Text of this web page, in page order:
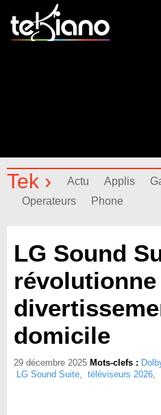
Tek › Actu Applis
Operateurs
Phone
LG Sound
domicile
29 décembre 2025 Mots-clefs :
LG Sound Suite, téléviseurs 2026,